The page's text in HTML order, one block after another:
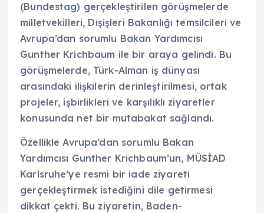
(Bundestag) gerçekleştirilen görüşmelerde
milletvekilleri, Dışişleri Bakanlığı temsilcileri ve
Avrupa’dan sorumlu Bakan Yardımcısı
Gunther Krichbaum ile bir araya gelindi. Bu
görüşmelerde, Türk-Alman iş dünyası
arasındaki ilişkilerin derinleştirilmesi, ortak
projeler, işbirlikleri ve karşılıklı ziyaretler
konusunda net bir mutabakat sağlandı.
Özellikle Avrupa’dan sorumlu Bakan
Yardımcısı Gunther Krichbaum’un, MÜSİAD
Karlsruhe’ye resmi bir iade ziyareti
gerçekleştirmek istediğini dile getirmesi
dikkat çekti. Bu ziyaretin, Baden-